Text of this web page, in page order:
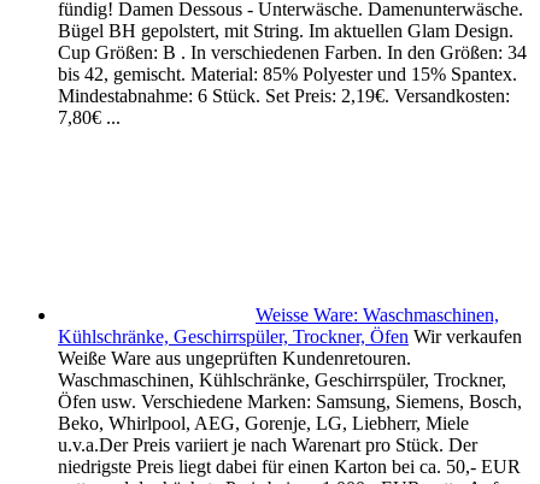
fündig! Damen Dessous - Unterwäsche. Damenunterwäsche.
Bügel BH gepolstert, mit String. Im aktuellen Glam Design.
Cup Größen: B . In verschiedenen Farben. In den Größen: 34
bis 42, gemischt. Material: 85% Polyester und 15% Spantex.
Mindestabnahme: 6 Stück. Set Preis: 2,19€. Versandkosten:
7,80€ ...
Weisse Ware: Waschmaschinen,
Kühlschränke, Geschirrspüler, Trockner, Öfen Wir verkaufen
Weiße Ware aus ungeprüften Kundenretouren.
Waschmaschinen, Kühlschränke, Geschirrspüler, Trockner,
Öfen usw. Verschiedene Marken: Samsung, Siemens, Bosch,
Beko, Whirlpool, AEG, Gorenje, LG, Liebherr, Miele
u.v.a.Der Preis variiert je nach Warenart pro Stück. Der
niedrigste Preis liegt dabei für einen Karton bei ca. 50,- EUR